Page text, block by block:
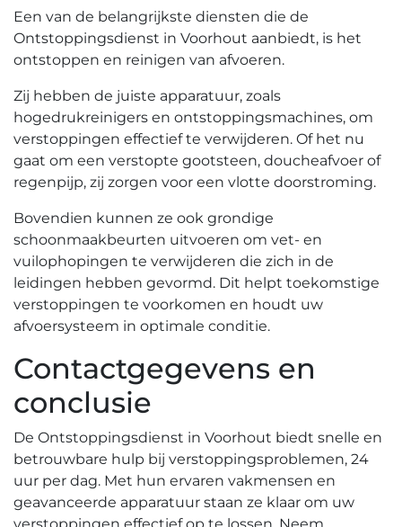
Een van de belangrijkste diensten die de
Ontstoppingsdienst in Voorhout aanbiedt, is het
ontstoppen en reinigen van afvoeren.​
Zij hebben de juiste apparatuur, zoals
hogedrukreinigers en ontstoppingsmachines, om
verstoppingen effectief te verwijderen.​ Of het nu
gaat om een verstopte gootsteen, doucheafvoer of
regenpijp, zij zorgen voor een vlotte doorstroming.​
Bovendien kunnen ze ook grondige
schoonmaakbeurten uitvoeren om vet- en
vuilophopingen te verwijderen die zich in de
leidingen hebben gevormd.​ Dit helpt toekomstige
verstoppingen te voorkomen en houdt uw
afvoersysteem in optimale conditie.​
Contactgegevens en
conclusie
De Ontstoppingsdienst in Voorhout biedt snelle en
betrouwbare hulp bij verstoppingsproblemen, 24
uur per dag. Met hun ervaren vakmensen en
geavanceerde apparatuur staan ze klaar om uw